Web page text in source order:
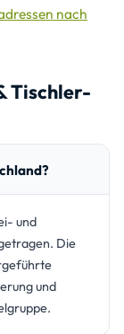
nach
Tischler-
und
Die
und